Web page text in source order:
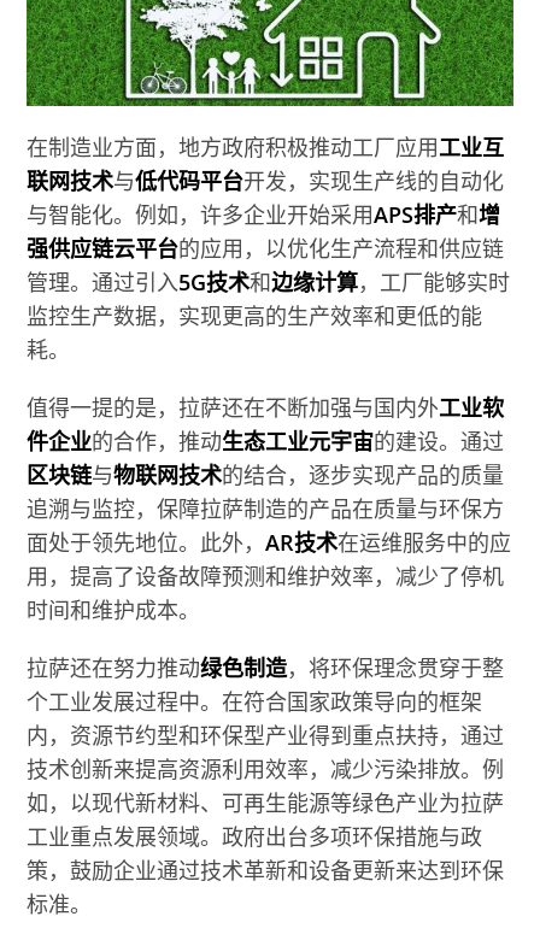
在制造业方面，地方政府积极推动工厂应用工业互
联网技术与低代码平台开发，实现生产线的自动化
与智能化。例如，许多企业开始采用APS排产和增
强供应链云平台的应用，以优化生产流程和供应链
管理。通过引入5G技术和边缘计算，工厂能够实时
监控生产数据，实现更高的生产效率和更低的能
耗。
值得一提的是，拉萨还在不断加强与国内外工业软
件企业的合作，推动生态工业元宇宙的建设。通过
区块链与物联网技术的结合，逐步实现产品的质量
追溯与监控，保障拉萨制造的产品在质量与环保方
面处于领先地位。此外，AR技术在运维服务中的应
用，提高了设备故障预测和维护效率，减少了停机
时间和维护成本。
拉萨还在努力推动绿色制造，将环保理念贯穿于整
个工业发展过程中。在符合国家政策导向的框架
内，资源节约型和环保型产业得到重点扶持，通过
技术创新来提高资源利用效率，减少污染排放。例
如，以现代新材料、可再生能源等绿色产业为拉萨
工业重点发展领域。政府出台多项环保措施与政
策，鼓励企业通过技术革新和设备更新来达到环保
标准。